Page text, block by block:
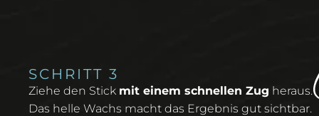
SCHRITT 3
Ziehe den Stick mit einem schnellen Zug heraus.
Das helle Wachs macht das Ergebnis gut sichtbar.